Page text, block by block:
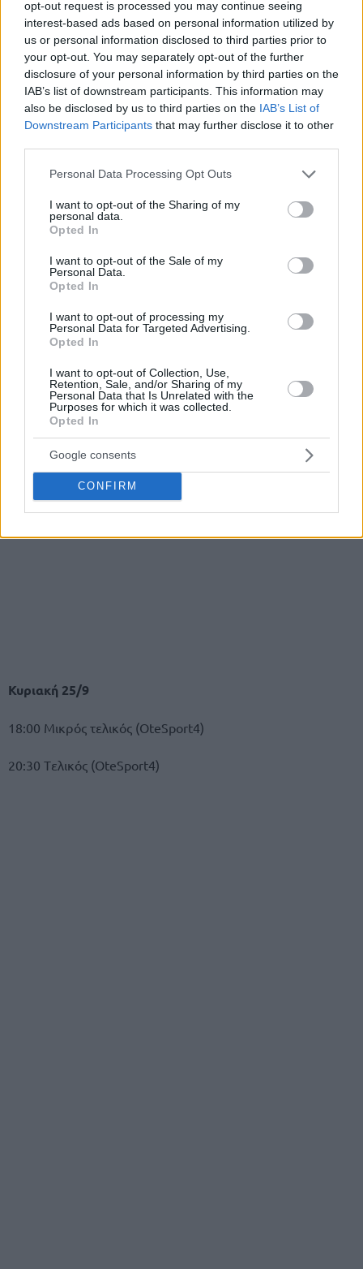
opt-out request is processed you may continue seeing
interest-based ads based on personal information utilized by
us or personal information disclosed to third parties prior to
your opt-out. You may separately opt-out of the further
disclosure of your personal information by third parties on the
IAB’s list of downstream participants. This information may
also be disclosed by us to third parties on the IAB’s List of
Downstream Participants that may further disclose it to other
Please note that this website/app uses one or more Google
not limited to your visit or usage behaviour. You may click to
grant or deny consent to Google and its third-party tags to
use your data for below specified purposes in below Google
consent section.
Personal Data Processing Opt Outs
I want to opt-out of the Sharing of my
personal data.
Opted In
I want to opt-out of the Sale of my
Personal Data.
Opted In
I want to opt-out of processing my
Personal Data for Targeted Advertising.
Opted In
I want to opt-out of Collection, Use,
Retention, Sale, and/or Sharing of my
Personal Data that Is Unrelated with the
Purposes for which it was collected.
Opted In
Google consents
CONFIRM
Παρασκευή 23/9
18:00Αναντολού Εφές -Χάποελ Ιερ. (OteSport4)
20:30 Oλυμπιακός-Ερυθρός Αστέρας (OteSport4)
Κυριακή 25/9
18:00 Μικρός τελικός (OteSport4)
20:30 Tελικός (OteSport4)